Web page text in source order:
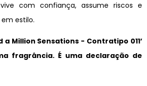
com confiança, assume riscos e
estilo.
a Million Sensations - Contratipo 011’
fragrância. É uma declaração de